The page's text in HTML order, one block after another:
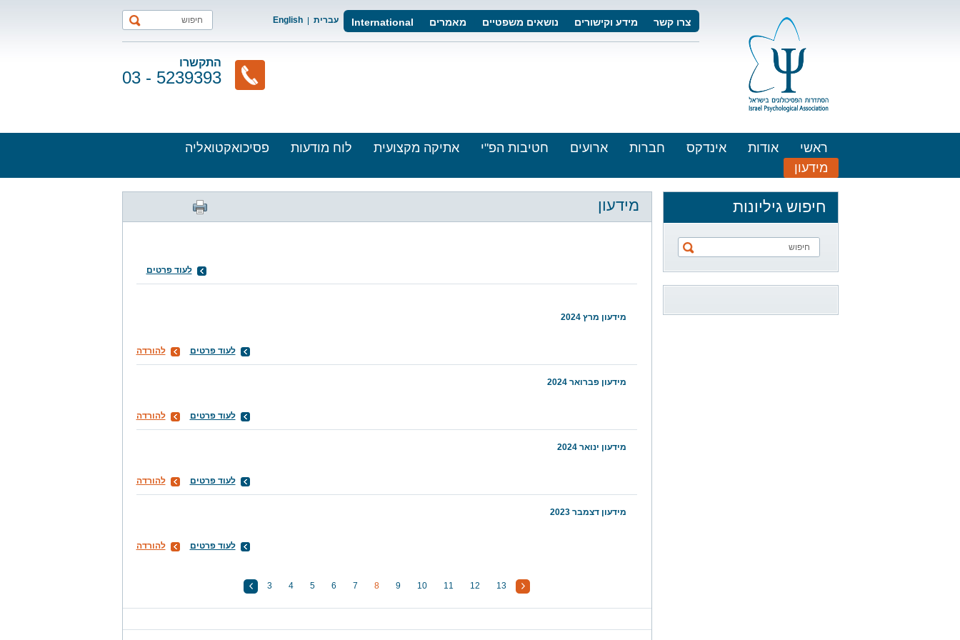
צרו קשר מידע וקישורים נושאים משפטיים מאמרים International עברית English
התקשרו
03 - 5239393
ראשי אודות אינדקס חברות ארועים חטיבות הפ"י אתיקה מקצועית לוח מודעות
פסיכואקטואליה
מידעון
חיפוש גיליונות מידעון
לעוד פרטים
מידעון מרץ 2024
לעוד פרטים להורדה
מידעון פברואר 2024
לעוד פרטים להורדה
מידעון ינואר 2024
לעוד פרטים להורדה
מידעון דצמבר 2023
לעוד פרטים להורדה
3 4 5 6 7 8 9 10 11 12 13